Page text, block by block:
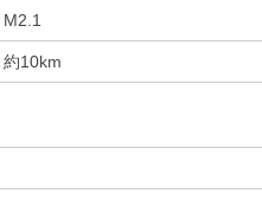
M2.1
約10km